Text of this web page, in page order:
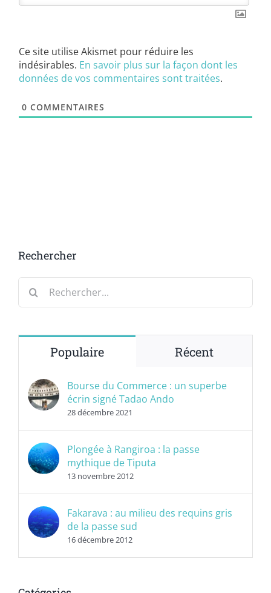
Ce site utilise Akismet pour réduire les
indésirables. En savoir plus sur la façon dont les
données de vos commentaires sont traitées.
0 COMMENTAIRES
Rechercher
Rechercher:
Populaire Récent
Bourse du Commerce : un superbe
écrin signé Tadao Ando
28 décembre 2021
Plongée à Rangiroa : la passe
mythique de Tiputa
13 novembre 2012
Fakarava : au milieu des requins gris
de la passe sud
16 décembre 2012